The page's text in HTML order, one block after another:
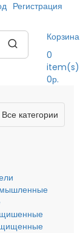
Регистрация
Корзина
0
item(s)
0р.
Все категории